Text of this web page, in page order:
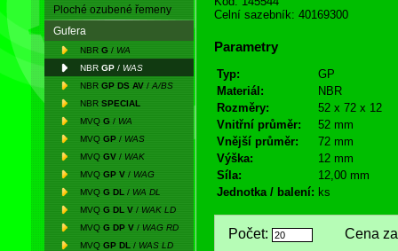
Ploché ozubené řemeny
Gufera
NBR G / WA
NBR GP / WAS
NBR GP DS AV / A/BS
NBR SPECIAL
MVQ G / WA
MVQ GP / WAS
MVQ GV / WAK
MVQ GP V / WAG
MVQ G DL / WA DL
MVQ G DL V / WAK LD
MVQ G DP V / WAG RD
MVQ GP DL / WAS LD
Celní sazebník: 40169300
Parametry
Typ:
GP
Materiál:
NBR
Rozměry:
52 x 72 x 12
Vnitřní průměr:
52 mm
Vnější průměr:
72 mm
Výška:
12 mm
Síla:
12,00 mm
Jednotka / balení: ks
Počet: Cena za